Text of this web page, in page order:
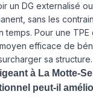
un DG externalisé
sans les
temps. Pour une TPE
efficace de
sa structure.
à La Motte-
peut-il